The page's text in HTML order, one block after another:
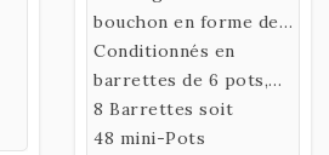
bouchon en forme de
mini-pots de 3ml
Conditionnés en
barrettes de 6 pots,
facilement détachables
à l'aide de ciseaux ou
8 Barrettes soit
48 mini-Pots